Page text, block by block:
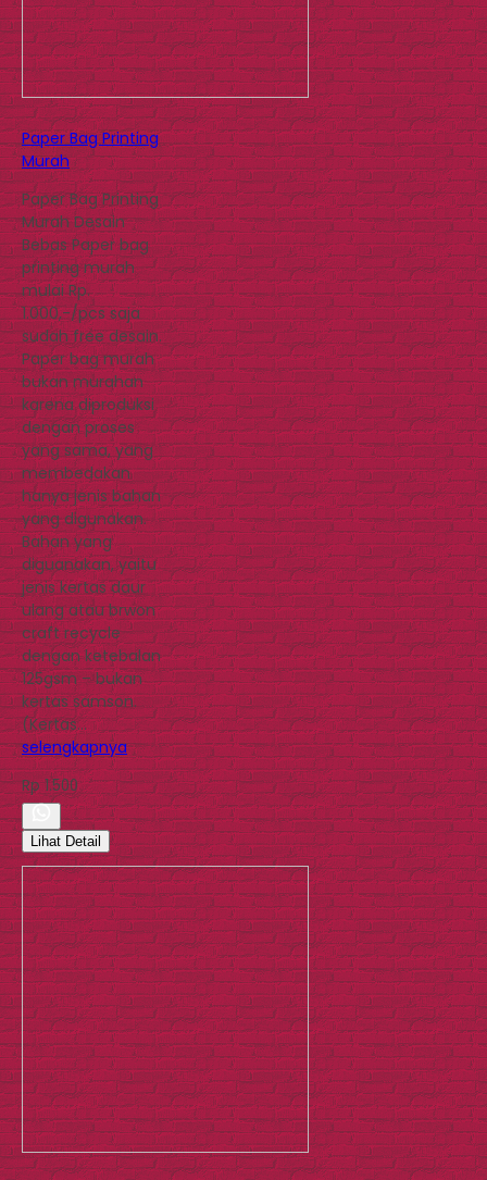
Paper Bag Printing
Murah
Paper Bag Printing
Murah Desain
Bebas Paper bag
printing murah
mulai Rp.
1.000,-/pcs saja
sudah free desain.
Paper bag murah
bukan murahan
karena diproduksi
dengan proses
yang sama, yang
membedakan
hanya jenis bahan
yang digunakan.
Bahan yang
diguanakan, yaitu
jenis kertas daur
ulang atau brwon
craft recycle
dengan ketebalan
125gsm – bukan
kertas samson.
(Kertas…
selengkapnya
Rp 1.500
Lihat Detail